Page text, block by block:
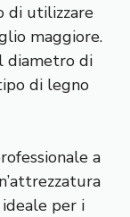
di utilizzare
maggiore.
diametro di
di legno
a
per i